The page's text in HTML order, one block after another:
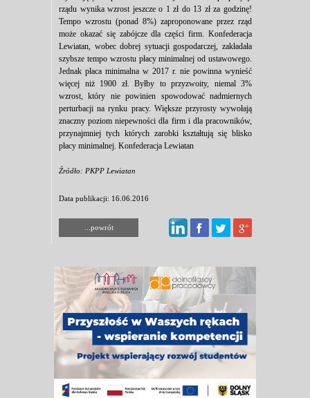
rządu wynika wzrost jeszcze o 1 zł do 13 zł za godzinę!
Tempo wzrostu (ponad 8%) zaproponowane przez rząd
może okazać się zabójcze dla części firm. Konfederacja
Lewiatan, wobec dobrej sytuacji gospodarczej, zakładała
szybsze tempo wzrostu płacy minimalnej od ustawowego.
Jednak płaca minimalna w 2017 r. nie powinna wynieść
więcej niż 1900 zł. Byłby to przyzwoity, niemal 3%
wzrost, który nie powinien spowodować nadmiernych
perturbacji na rynku pracy. Większe przyrosty wywołają
znaczny poziom niepewności dla firm i dla pracowników,
przynajmniej tych których zarobki kształtują się blisko
płacy minimalnej. Konfederacja Lewiatan
Źródło: PKPP Lewiatan
Data publikacji: 16.06.2016
...powrót